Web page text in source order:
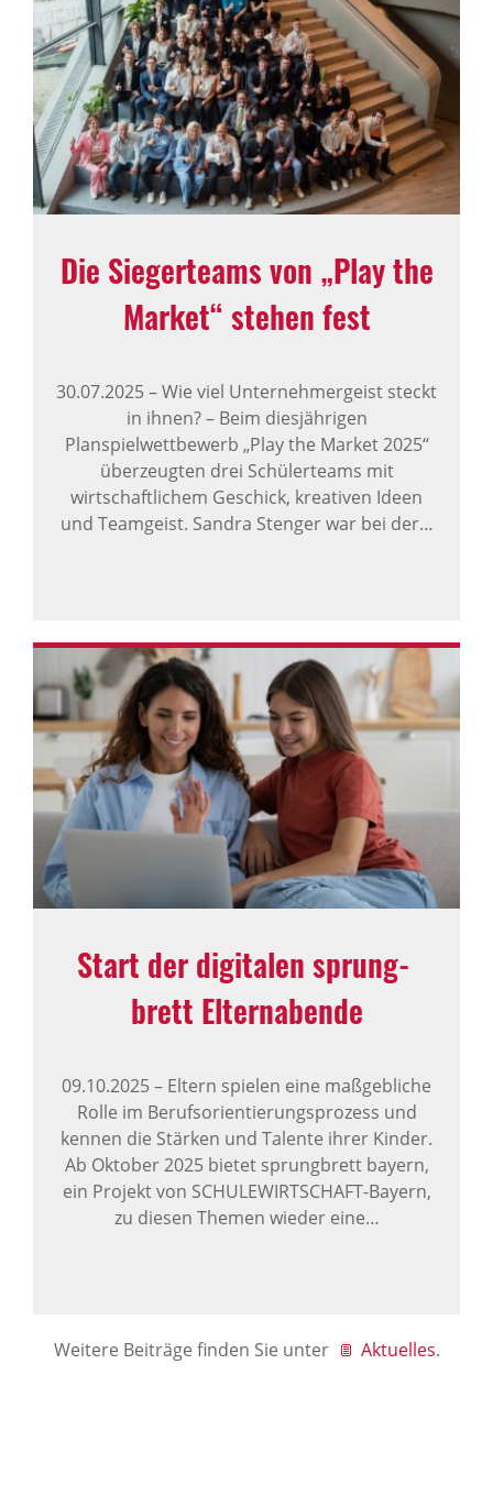
Die Sieger­teams von „Play the
Market“ stehen fest
30.07.2025–Wie viel Unternehmergeist steckt
in ihnen? – Beim diesjährigen
Planspielwettbewerb „Play the Market 2025“
überzeugten drei Schülerteams mit
wirtschaftlichem Geschick, kreativen Ideen
und Teamgeist. Sandra Stenger war bei der…
Start der digi­talen sprung­
brett Eltern­abende
09.10.2025– Eltern spielen eine maßgebliche
Rolle im Berufsorientierungsprozess und
kennen die Stärken und Talente ihrer Kinder.
Ab Oktober 2025 bietet sprungbrett bayern,
ein Projekt von SCHULEWIRTSCHAFT-Bayern,
zu diesen Themen wieder eine…
Weitere Beiträge finden Sie unter Aktuelles.